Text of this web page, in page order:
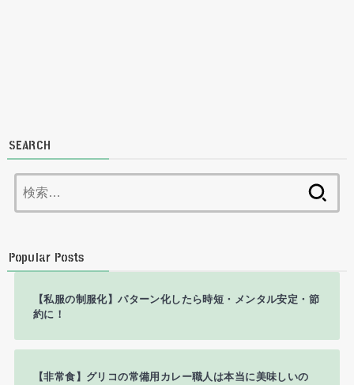
SEARCH
索:
Popular Posts
【私服の制服化】パターン化したら時短・メンタル安定・節
約に！
【非常食】グリコの常備用カレー職人は本当に美味しいの